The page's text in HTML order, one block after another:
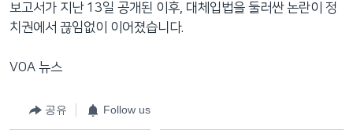
보고서가 지난 13일 공개된 이후, 대체입법을 둘러싼 논란이 정
치권에서 끊임없이 이어졌습니다.
VOA 뉴스
공유 Follow us